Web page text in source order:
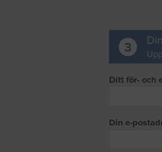
3
Ditt för- och
Din e-